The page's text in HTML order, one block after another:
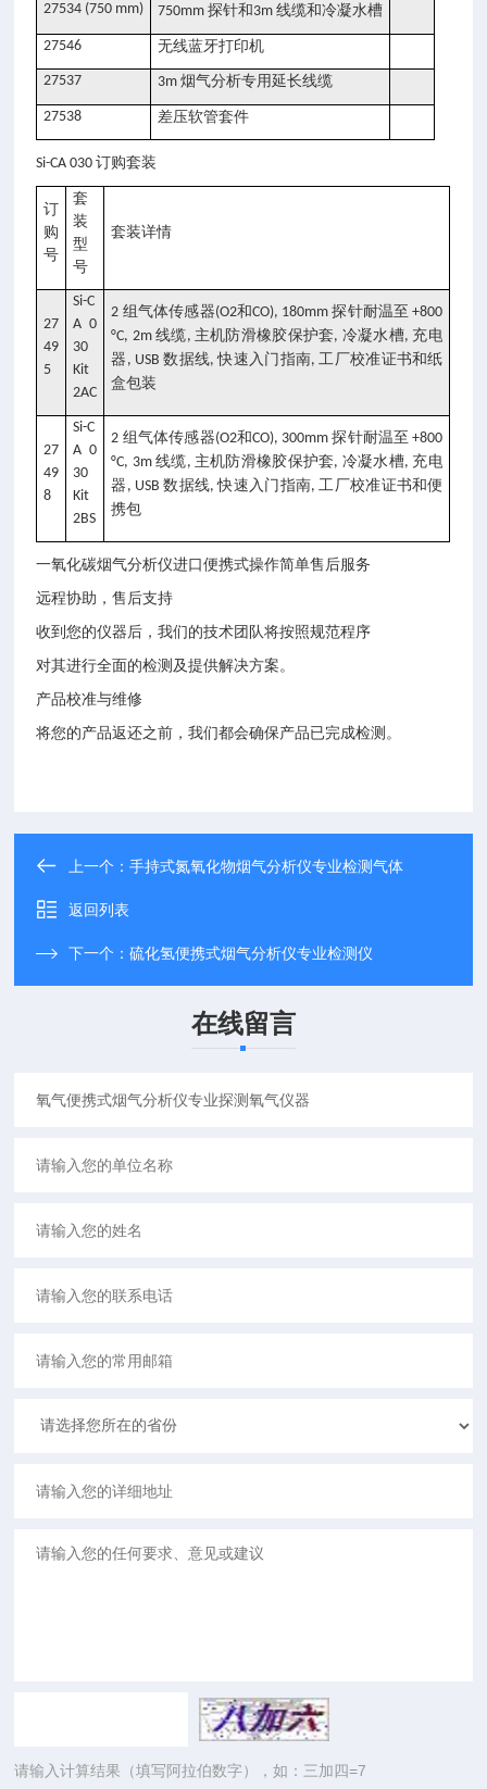
27534 (750 mm) 750mm探针和 3m线缆和冷凝水槽
27546 无线蓝牙打印机
27537 3m烟气分析专用延长线缆
27538 差压软管套件
Si-CA 030订购套装
订
购
号
套
装
型
号
套装详情
27
49
5
Si-C
A 0
30
Kit
2AC
2 组气体传感器(O2和CO), 180mm探针耐温至 +800
°C, 2m线缆, 主机防滑橡胶保护套, 冷凝水槽, 充电
器 , USB数据线,快速入门指南,工厂校准证书和纸
盒包装
27
49
8
Si-C
A 0
30
Kit
2BS
2 组气体传感器(O2和CO), 300mm探针耐温至 +800
°C, 3m线缆, 主机防滑橡胶保护套, 冷凝水槽, 充电
器 , USB数据线,快速入门指南,工厂校准证书和便
携包
一氧化碳烟气分析仪进口便携式操作简单售后服务
远程协助，售后支持
收到您的仪器后，我们的技术团队将按照规范程序
对其进行全面的检测及提供解决方案。
产品校准与维修
将您的产品返还之前，我们都会确保产品已完成检测。
上一个：手持式氮氧化物烟气分析仪专业检测气体
返回列表
下一个：硫化氢便携式烟气分析仪专业检测仪
在线留言
请输入计算结果（填写阿拉伯数字），如：三加四=7